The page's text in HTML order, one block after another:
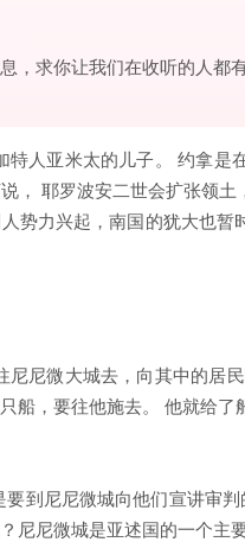
，求你让我们在收听的人都
人亚米太的儿子。 约拿是
， 耶罗波安二世会扩张领
势力兴起，南国的犹大也
尼尼微大城去，向其中的居
船，要往他施去。 他就给
到尼尼微城向他们宣讲审判
尼尼微城是亚述国的一个主